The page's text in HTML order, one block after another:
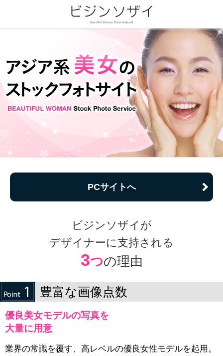
PCサイトへ
ビジンソザイが
デザイナーに支持される
3つの理由
豊富な画像点数
優良美女モデルの写真を
大量に用意
業界の常識を覆す、高レベルの優良女性モデルを起用。